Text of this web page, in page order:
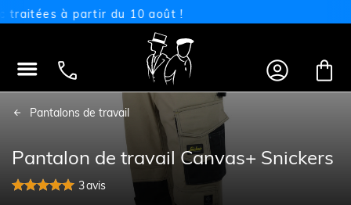
à partir du 10 août !
   
Pantalons de travail
Pantalon de travail Canvas+ Snickers
3avis